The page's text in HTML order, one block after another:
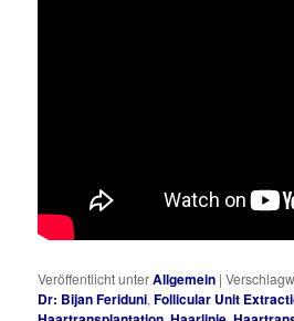
Veröffentlicht unterAllgemein |
Dr: Bijan Feriduni,Follicular Unit